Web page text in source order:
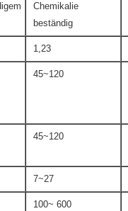
Chemikalie
beständig
1,23
45~120
45~120
7~27
100~ 600